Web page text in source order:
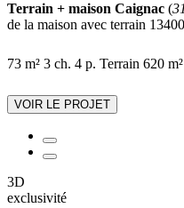
Terrain + maison Caignac (
de la maison avec terrain
73 m² 3 ch. 4 p. Terrain 620 m²
VOIR LE PROJET
3D
exclusivité